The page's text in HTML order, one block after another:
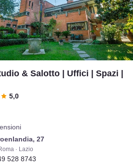
& Salotto | Uffici | Spazi |
5,0
27
· Lazio
528 8743